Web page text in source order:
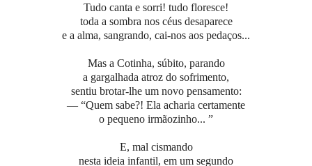
Tudo canta e sorri! tudo floresce!
toda a sombra nos céus desaparece
e a alma, sangrando, cai-nos aos pedaços...
Mas a Cotinha, súbito, parando
a gargalhada atroz do sofrimento,
sentiu brotar-lhe um novo pensamento:
— “Quem sabe?! Ela acharia certamente
o pequeno irmãozinho... ”
E, mal cismando
nesta ideia infantil, em um segundo